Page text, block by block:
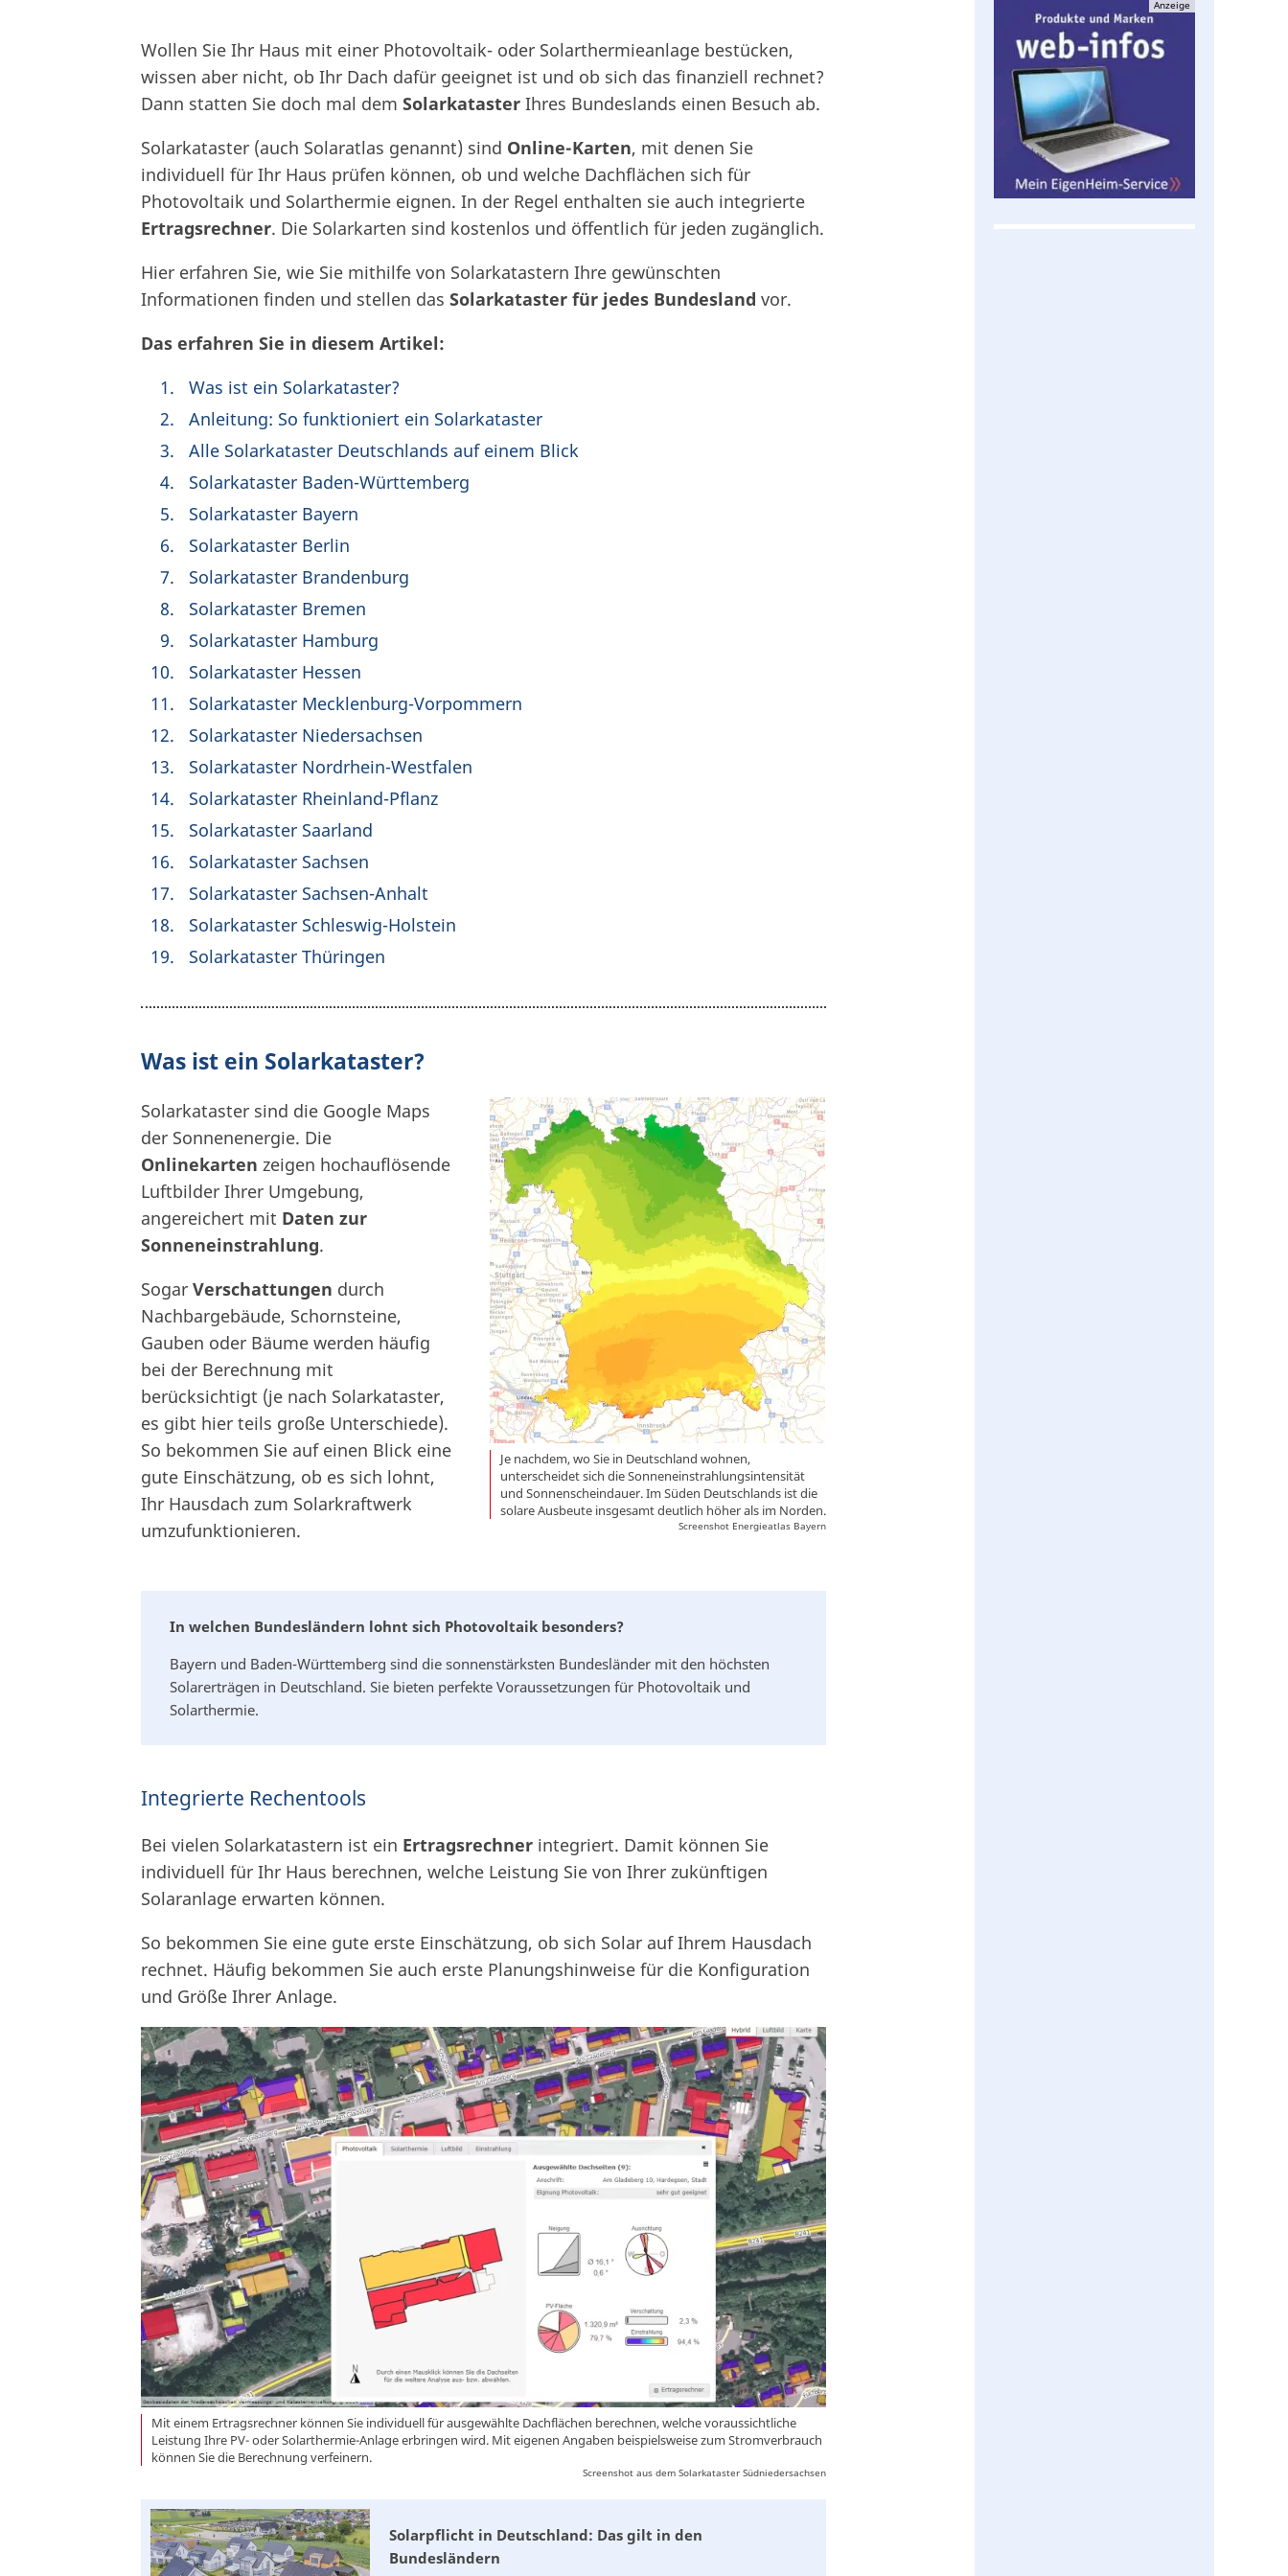
Wollen Sie Ihr Haus mit einer Photovoltaik- oder Solarthermieanlage bestücken,
wissen aber nicht, ob Ihr Dach dafür geeignet ist und ob sich das finanziell rechnet?
Dann statten Sie doch mal dem Solarkataster Ihres Bundeslands einen Besuch ab.
Solarkataster (auch Solaratlas genannt) sind Online-Karten, mit denen Sie
individuell für Ihr Haus prüfen können, ob und welche Dachflächen sich für
Photovoltaik und Solarthermie eignen. In der Regel enthalten sie auch integrierte
Ertragsrechner. Die Solarkarten sind kostenlos und öffentlich für jeden zugänglich.
Hier erfahren Sie, wie Sie mithilfe von Solarkatastern Ihre gewünschten
Informationen finden und stellen das Solarkataster für jedes Bundesland vor.
Das erfahren Sie in diesem Artikel:
Was ist ein Solarkataster?
Anleitung: So funktioniert ein Solarkataster
Alle Solarkataster Deutschlands auf einem Blick
Solarkataster Baden-Württemberg
Solarkataster Bayern
Solarkataster Berlin
Solarkataster Brandenburg
Solarkataster Bremen
Solarkataster Hamburg
Solarkataster Hessen
Solarkataster Mecklenburg-Vorpommern
Solarkataster Niedersachsen
Solarkataster Nordrhein-Westfalen
Solarkataster Rheinland-Pflanz
Solarkataster Saarland
Solarkataster Sachsen
Solarkataster Sachsen-Anhalt
Solarkataster Schleswig-Holstein
Solarkataster Thüringen
Was ist ein Solarkataster?
Je nachdem, wo Sie in Deutschland wohnen,
unterscheidet sich die Sonneneinstrahlungsintensität
und Sonnenscheindauer. Im Süden Deutschlands ist die
solare Ausbeute insgesamt deutlich höher als im Norden.
Screenshot Energieatlas Bayern
Solarkataster sind die Google Maps
der Sonnenenergie. Die
Onlinekarten zeigen hochauflösende
Luftbilder Ihrer Umgebung,
angereichert mit Daten zur
Sonneneinstrahlung.
Sogar Verschattungen durch
Nachbargebäude, Schornsteine,
Gauben oder Bäume werden häufig
bei der Berechnung mit
berücksichtigt (je nach Solarkataster,
es gibt hier teils große Unterschiede).
So bekommen Sie auf einen Blick eine
gute Einschätzung, ob es sich lohnt,
Ihr Hausdach zum Solarkraftwerk
umzufunktionieren.
In welchen Bundesländern lohnt sich Photovoltaik besonders?
Bayern und Baden-Württemberg sind die sonnenstärksten Bundesländer mit den höchsten
Solarerträgen in Deutschland. Sie bieten perfekte Voraussetzungen für Photovoltaik und
Solarthermie.
Integrierte Rechentools
Bei vielen Solarkatastern ist ein Ertragsrechner integriert. Damit können Sie
individuell für Ihr Haus berechnen, welche Leistung Sie von Ihrer zukünftigen
Solaranlage erwarten können.
So bekommen Sie eine gute erste Einschätzung, ob sich Solar auf Ihrem Hausdach
rechnet. Häufig bekommen Sie auch erste Planungshinweise für die Konfiguration
und Größe Ihrer Anlage.
Mit einem Ertragsrechner können Sie individuell für ausgewählte Dachflächen berechnen, welche voraussichtliche
Leistung Ihre PV- oder Solarthermie-Anlage erbringen wird. Mit eigenen Angaben beispielsweise zum Stromverbrauch
können Sie die Berechnung verfeinern.
Screenshot aus dem Solarkataster Südniedersachsen
Solarpflicht in Deutschland: Das gilt in den
Bundesländern
Anzeige